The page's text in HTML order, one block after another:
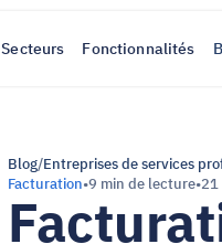
Blog/Entreprises de services
Facturation•9 min de lecture•21
Secteurs Fonctionnalités